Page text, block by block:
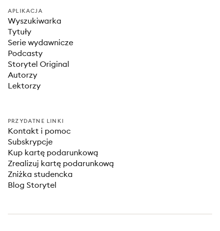
APLIKACJA
Wyszukiwarka
Tytuły
Serie wydawnicze
Podcasty
Storytel Original
Autorzy
Lektorzy
PRZYDATNE LINKI
Kontakt i pomoc
Subskrypcje
Kup kartę podarunkową
Zrealizuj kartę podarunkową
Zniżka studencka
Blog Storytel